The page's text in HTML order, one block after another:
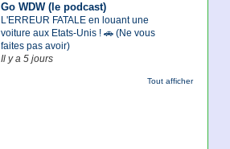
Go WDW (le podcast)
L'ERREUR FATALE en louant une
voiture aux Etats-Unis ! 🚗 (Ne vous
faites pas avoir)
Il y a 5 jours
Tout afficher